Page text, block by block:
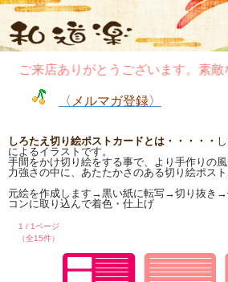
来店ありがとうございます。素敵な
〈メルマガ登録〉
しろたえ切り絵ポストカードとは・・・・・
によるイラストです。
手間をかけ切り絵をする事で、より手作りの風
力強さの中に、あたたかさのある切り絵ポスト
元絵を作成します→黒い紙に転写→切り抜き→
コンに取り込んで着色・仕上げ
1 / 1ページ
（全15件）